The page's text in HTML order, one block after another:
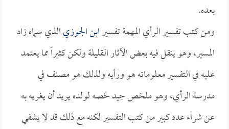
بعده.
ومن كتب تفسير الرأي المهمة تفسيرابن الجوزيالذي سماه زاد
المسير، وهو ينقل فيه بعض الآثار القليلة ولكن كثيراً مما يعتمد
عليه في التفسير معلوماته هو ورأيه ولذلك هو مصنف في
مدرسة الرأي، وهو ملخص جيد لخصه لولده يريد أن يغريه به
عن شراء عدد كبير من كتب التفسير لكنه مع ذلك قد لا يشفي